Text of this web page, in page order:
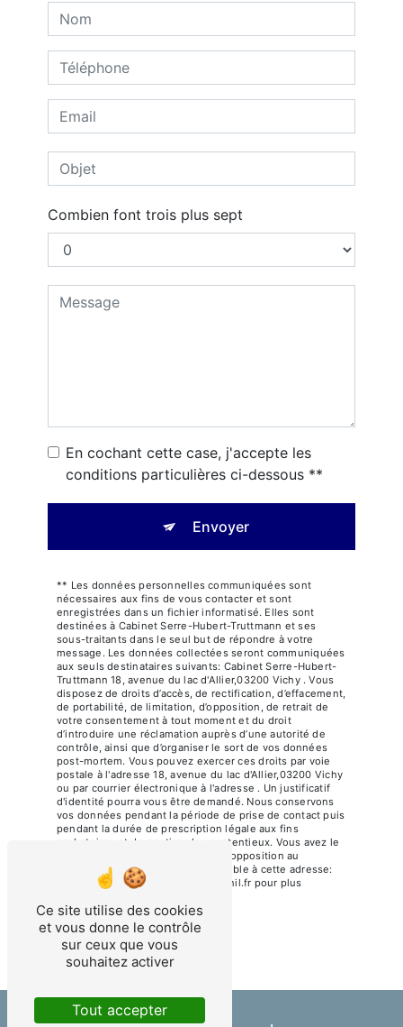
Combien font trois plus sept
En cochant cette case, j'accepte les
conditions particulières ci-dessous **
Envoyer
** Les données personnelles communiquées sont
nécessaires aux fins de vous contacter et sont
enregistrées dans un fichier informatisé. Elles sont
destinées à Cabinet Serre-Hubert-Truttmann et ses
sous-traitants dans le seul but de répondre à votre
message. Les données collectées seront communiquées
aux seuls destinataires suivants: Cabinet Serre-Hubert-
Truttmann 18, avenue du lac d'Allier,03200 Vichy . Vous
disposez de droits d’accès, de rectification, d’effacement,
de portabilité, de limitation, d’opposition, de retrait de
votre consentement à tout moment et du droit
d’introduire une réclamation auprès d’une autorité de
contrôle, ainsi que d’organiser le sort de vos données
post-mortem. Vous pouvez exercer ces droits par voie
postale à l'adresse 18, avenue du lac d'Allier,03200 Vichy
ou par courrier électronique à l'adresse . Un justificatif
d'identité pourra vous être demandé. Nous conservons
vos données pendant la période de prise de contact puis
pendant la durée de prescription légale aux fins
probatoires et de gestion des contentieux. Vous avez le
droit de vous inscrire sur la liste d'opposition au
démarchage téléphonique, disponible à cette adresse:
Bloctel.gouv.fr. Consultez le site cnil.fr pour plus
Ce site utilise des cookies
et vous donne le contrôle
sur ceux que vous
souhaitez activer
Tout accepter